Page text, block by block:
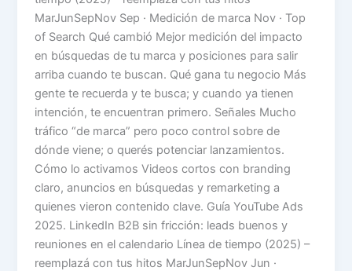
MarJunSepNov Sep · Medición de marca Nov · Top
of Search Qué cambió Mejor medición del impacto
en búsquedas de tu marca y posiciones para salir
arriba cuando te buscan. Qué gana tu negocio Más
gente te recuerda y te busca; y cuando ya tienen
intención, te encuentran primero. Señales Mucho
tráfico “de marca” pero poco control sobre de
dónde viene; o querés potenciar lanzamientos.
Cómo lo activamos Videos cortos con branding
claro, anuncios en búsquedas y remarketing a
quienes vieron contenido clave. Guía YouTube Ads
2025. LinkedIn B2B sin fricción: leads buenos y
reuniones en el calendario Línea de tiempo (2025) –
reemplazá con tus hitos MarJunSepNov Jun ·